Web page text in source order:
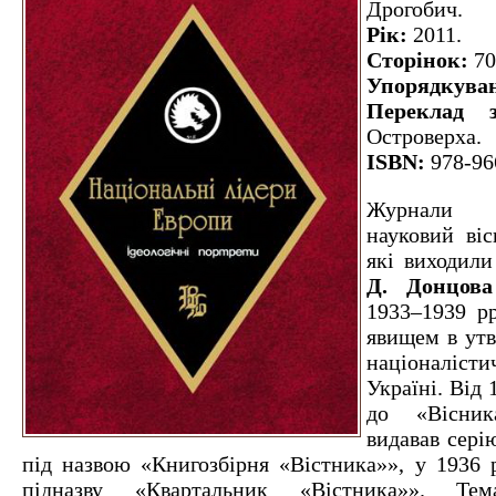
Дрогобич.
Рік: 2011.
Сторінок:
Переклад
Островерха.
ISBN: 978-
Журнали
науковий
які
Д. Донцова
1933–1939
явищем в
Україні. Від
до
видавав
під назвою «Книгозбірня «Вістника»», у 1936
підназву «Квартальник «Вістника»».